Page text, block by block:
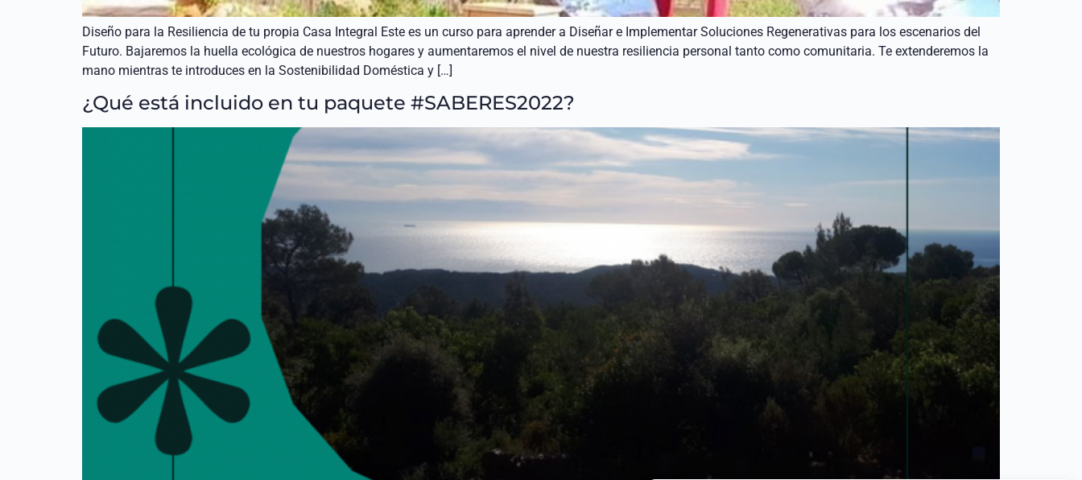
Diseño para la Resiliencia de tu propia Casa Integral Este es un curso para aprender a Diseñar e Implementar Soluciones Regenerativas para los escenarios del
Futuro. Bajaremos la huella ecológica de nuestros hogares y aumentaremos el nivel de nuestra resiliencia personal tanto como comunitaria. Te extenderemos la
mano mientras te introduces en la Sostenibilidad Doméstica y […]
¿Qué está incluido en tu paquete #SABERES2022?